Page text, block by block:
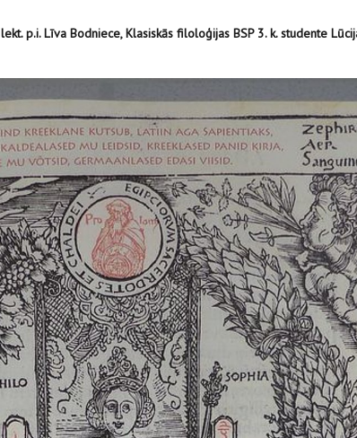
lekt. p.i. Līva Bodniece, Klasiskās filoloģijas BSP 3. k. studente